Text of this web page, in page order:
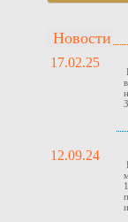
Новости
17.02.25
12.09.24